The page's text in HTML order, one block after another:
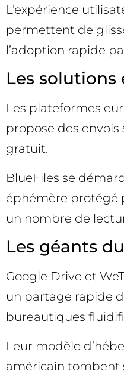
L’expérience
permettent de
l’adoption rapide
Les solutions
Les plateformes
propose des envois
gratuit.
BlueFiles se
éphémère protégé
un nombre de
Les géants
Google Drive et
un partage rapide
bureautiques
Leur modèle
américain tombent